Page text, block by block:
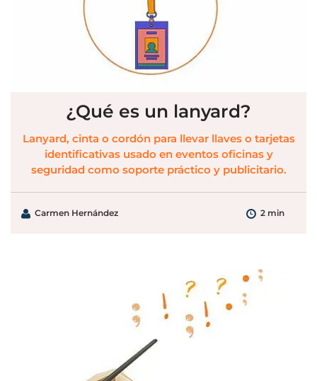
¿Qué es un lanyard?
Lanyard, cinta o cordón para llevar llaves o tarjetas
identificativas usado en eventos oficinas y
seguridad como soporte práctico y publicitario.
Carmen Hernández 2 min